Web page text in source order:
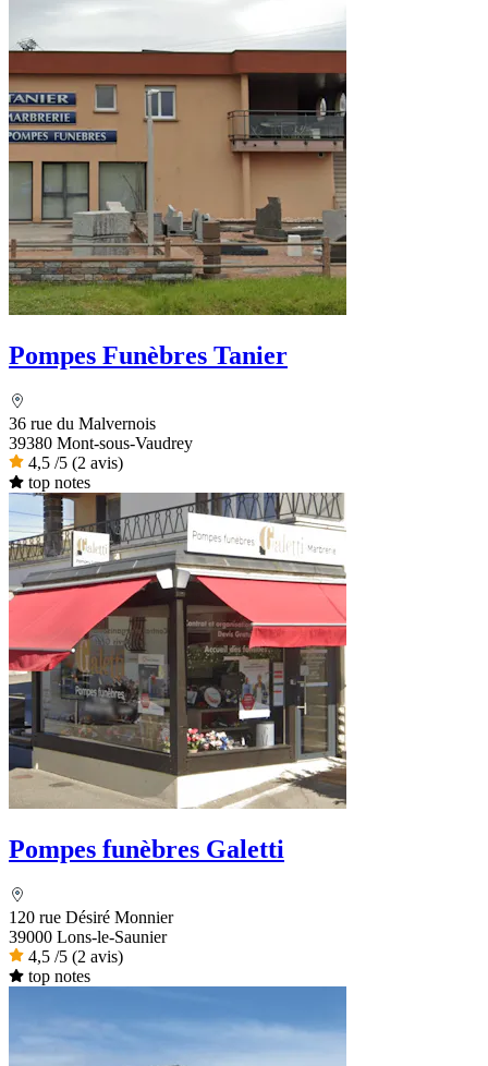
Pompes Funèbres Tanier
36 rue du Malvernois
39380 Mont-sous-Vaudrey
4,5 /5 (2 avis)
top notes
Pompes funèbres Galetti
120 rue Désiré Monnier
39000 Lons-le-Saunier
4,5 /5 (2 avis)
top notes